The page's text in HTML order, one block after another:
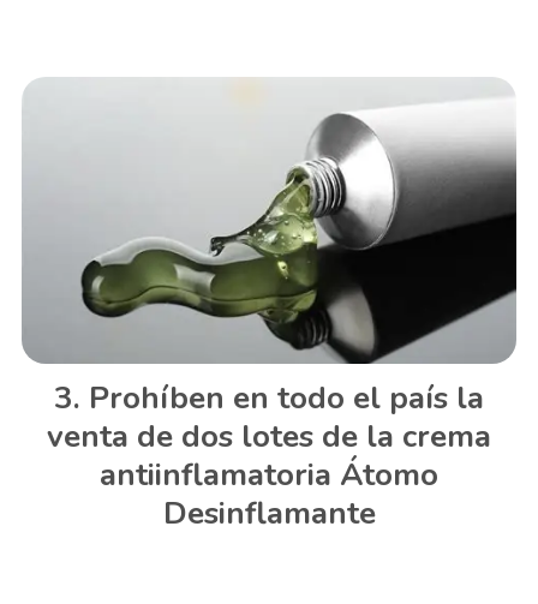
Prohíben en todo el país la
venta de dos lotes de la crema
antiinflamatoria Átomo
Desinflamante